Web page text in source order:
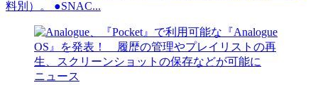
料別）。 ●SNAC...
ニュース